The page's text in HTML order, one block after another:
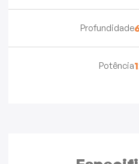
Profundidade
Potência